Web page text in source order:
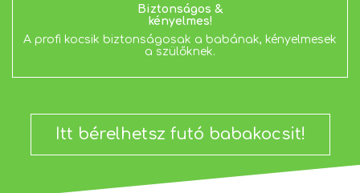
Biztonságos &
kényelmes!
A profi kocsik biztonságosak a babának, kényelmesek
a szülőknek.
Itt bérelhetsz futó babakocsit!